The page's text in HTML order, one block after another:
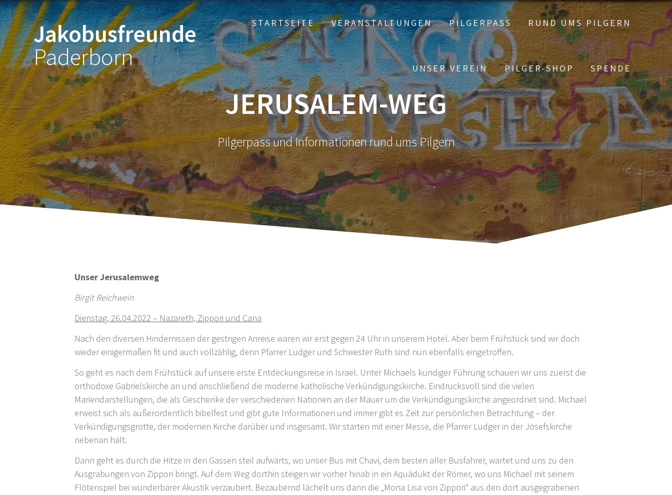
Zum
Inhalt
springenJakobusfreunde
Paderborn
STARTSEITE VERANSTALTUNGEN PILGERPASS RUND UMS PILGERN
UNSER VEREIN PILGER-SHOP SPENDE
JERUSALEM-WEG
Pilgerpass und Informationen rund ums Pilgern
Unser Jerusalemweg
Birgit Reichwein
Dienstag, 26.04.2022 – Nazareth, Zippori und Cana
Nach den diversen Hindernissen der gestrigen Anreise waren wir erst gegen 24 Uhr in unserem Hotel. Aber beim Frühstück sind wir doch
wieder einigermaßen fit und auch vollzählig, denn Pfarrer Ludger und Schwester Ruth sind nun ebenfalls eingetroffen.
So geht es nach dem Frühstück auf unsere erste Entdeckungsreise in Israel. Unter Michaels kundiger Führung schauen wir uns zuerst die
orthodoxe Gabrielskirche an und anschließend die moderne katholische Verkündigungskirche. Eindrucksvoll sind die vielen
Mariendarstellungen, die als Geschenke der verschiedenen Nationen an der Mauer um die Verkündigungskirche angeordnet sind. Michael
erweist sich als außerordentlich bibelfest und gibt gute Informationen und immer gibt es Zeit zur persönlichen Betrachtung – der
Verkündigungsgrotte, der modernen Kirche darüber und insgesamt. Wir starten mit einer Messe, die Pfarrer Ludger in der Josefskirche
nebenan hält.
Dann geht es durch die Hitze in den Gassen steil aufwärts, wo unser Bus mit Chavi, dem besten aller Busfahrer, wartet und uns zu den
Ausgrabungen von Zippori bringt. Auf dem Weg dorthin steigen wir vorher hinab in ein Aquädukt der Römer, wo uns Michael mit seinem
Flötenspiel bei wunderbarer Akustik verzaubert. Bezaubernd lächelt uns dann die „Mona Lisa von Zippori“ aus den dort ausgegrabenen